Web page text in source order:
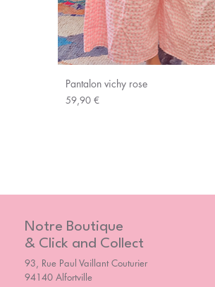
Pantalon vichy rose
Prix
59,90 €
Notre Boutique
& Click and Collect
93, Rue Paul Vaillant Couturier
94140 Alfortville